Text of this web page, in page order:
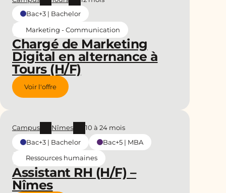
Chargé de Marketing
Digital en alternance à
Tours (H/F)
Bac+3 | Bachelor
Marketing - Communication
Voir l'offre
Assistant RH (H/F) –
Nîmes
Campus Nîmes
10 à 24 mois
Bac+3 | Bachelor
Bac+5 | MBA
Ressources humaines